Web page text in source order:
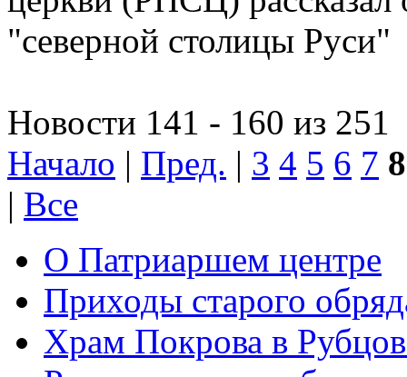
"северной столицы Руси"
Новости 141 - 160 из 251
Начало | Пред. | 3 4 5 6 7 8
| Все
О Патриаршем центре
Приходы старого
Храм Покрова в